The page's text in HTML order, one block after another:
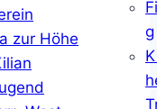
zur Höhe
g